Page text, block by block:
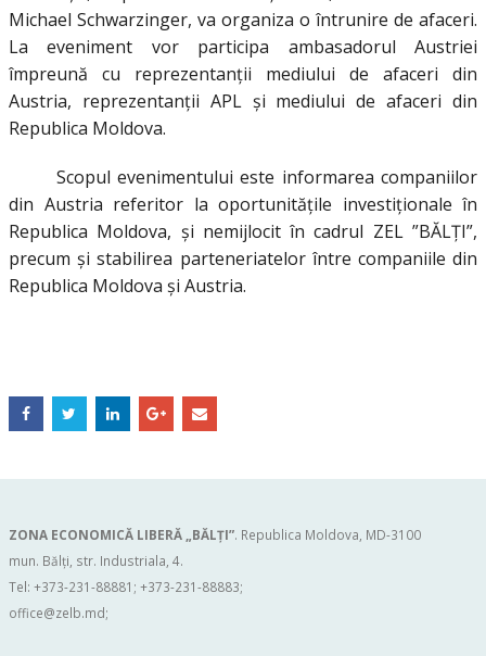
Michael Schwarzinger, va organiza o întrunire de afaceri.
La eveniment vor participa ambasadorul Austriei
împreună cu reprezentanţii mediului de afaceri din
Austria, reprezentanții APL și mediului de afaceri din
Republica Moldova.
Scopul evenimentului este informarea companiilor
din Austria referitor la oportunitățile investiționale în
Republica Moldova, și nemijlocit în cadrul ZEL ”BĂLȚI”,
precum și stabilirea parteneriatelor între companiile din
Republica Moldova și Austria.
ZONA ECONOMICĂ LIBERĂ „BĂLŢI”. Republica Moldova, MD-3100
mun. Bălți, str. Industriala, 4.
Tel: +373-231-88881; +373-231-88883;
office@zelb.md;